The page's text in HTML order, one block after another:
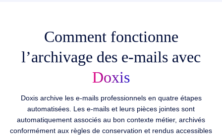
Comment fonctionne
l’archivage des e-mails avec
Doxis
Doxis archive les e-mails professionnels en quatre étapes
automatisées. Les e-mails et leurs pièces jointes sont
automatiquement associés au bon contexte métier, archivés
conformément aux règles de conservation et rendus accessibles